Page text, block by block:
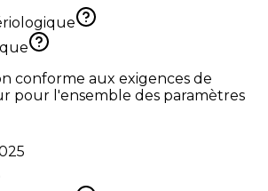
conforme aux exigences de
pour l'ensemble des paramètres